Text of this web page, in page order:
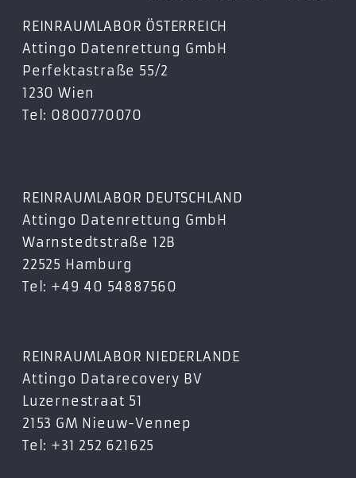
REINRAUMLABOR ÖSTERREICH
Attingo Datenrettung GmbH
Perfektastraße 55/2
1230 Wien
Tel: 0800770070
REINRAUMLABOR DEUTSCHLAND
Attingo Datenrettung GmbH
Warnstedtstraße 12B
22525 Hamburg
Tel: +49 40 54887560
REINRAUMLABOR NIEDERLANDE
Attingo Datarecovery BV
Luzernestraat 51
2153 GM Nieuw-Vennep
Tel: +31 252 621625